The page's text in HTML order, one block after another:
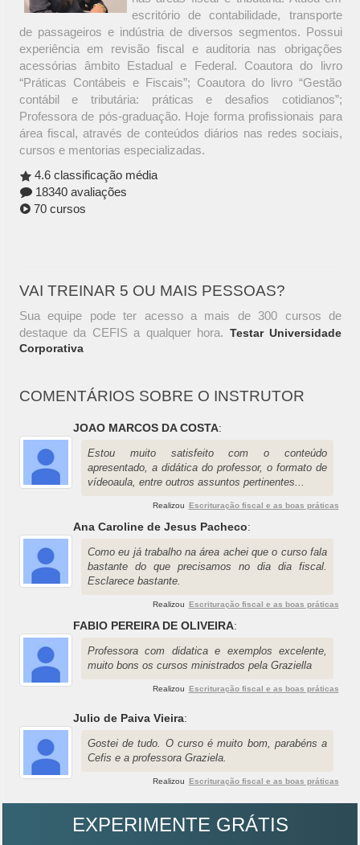
escritório de contabilidade, transporte
de passageiros e indústria de diversos segmentos. Possui
experiência em revisão fiscal e auditoria nas obrigações
acessórias âmbito Estadual e Federal. Coautora do livro
“Práticas Contábeis e Fiscais”; Coautora do livro “Gestão
contábil e tributária: práticas e desafios cotidianos”;
Professora de pós-graduação. Hoje forma profissionais para
área fiscal, através de conteúdos diários nas redes sociais,
cursos e mentorias especializadas.
4.6 classificação média
18340 avaliações
70 cursos
VAI TREINAR 5 OU MAIS PESSOAS?
Sua equipe pode ter acesso a mais de 300 cursos de
destaque da CEFIS a qualquer hora. Testar Universidade
Corporativa
COMENTÁRIOS SOBRE O INSTRUTOR
JOAO MARCOS DA COSTA:
Estou muito satisfeito com o conteúdo
apresentado, a didática do professor, o formato de
vídeoaula, entre outros assuntos pertinentes...
Realizou Escrituração fiscal e as boas práticas
Ana Caroline de Jesus Pacheco:
Como eu já trabalho na área achei que o curso fala
bastante do que precisamos no dia dia fiscal.
Esclarece bastante.
Realizou Escrituração fiscal e as boas práticas
FABIO PEREIRA DE OLIVEIRA:
Professora com didatica e exemplos excelente,
muito bons os cursos ministrados pela Graziella
Realizou Escrituração fiscal e as boas práticas
Julio de Paiva Vieira:
Gostei de tudo. O curso é muito bom, parabéns a
Cefis e a professora Graziela.
Realizou Escrituração fiscal e as boas práticas
EXPERIMENTE GRÁTIS